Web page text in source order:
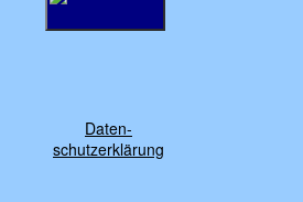
Daten-
schutzerklärung